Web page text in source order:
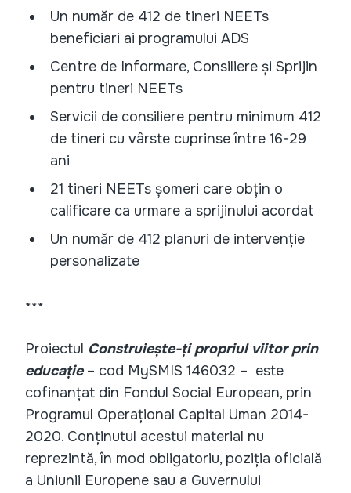
Un număr de 412 de tineri NEETs
beneficiari ai programului ADS
Centre de Informare, Consiliere și Sprijin
pentru tineri NEETs
Servicii de consiliere pentru minimum 412
de tineri cu vârste cuprinse între 16-29
ani
21 tineri NEETs șomeri care obțin o
calificare ca urmare a sprijinului acordat
Un număr de 412 planuri de intervenție
personalizate
***
Proiectul Construiește-ți propriul viitor prin
educație– cod MySMIS 146032 – este
cofinanțat din Fondul Social European, prin
Programul Operațional Capital Uman 2014-
2020. Conținutul acestui material nu
reprezintă, în mod obligatoriu, poziția oficială
a Uniunii Europene sau a Guvernului